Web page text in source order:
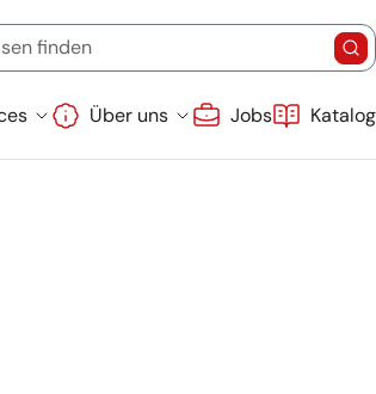
Suche überspringen
(Ziel, Stichwort oder Reisecode)
finden
Über uns Jobs